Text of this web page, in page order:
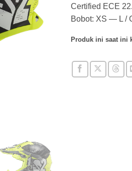
Certified ECE
Bobot: XS — L /
Produk ini saat ini